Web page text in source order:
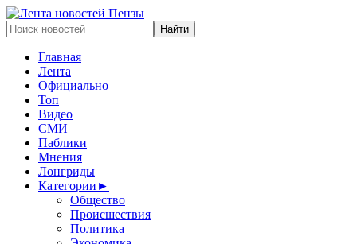
Главная
Лента
Официально
Топ
Видео
СМИ
Паблики
Мнения
Лонгриды
Категории ►
Общество
Происшествия
Политика